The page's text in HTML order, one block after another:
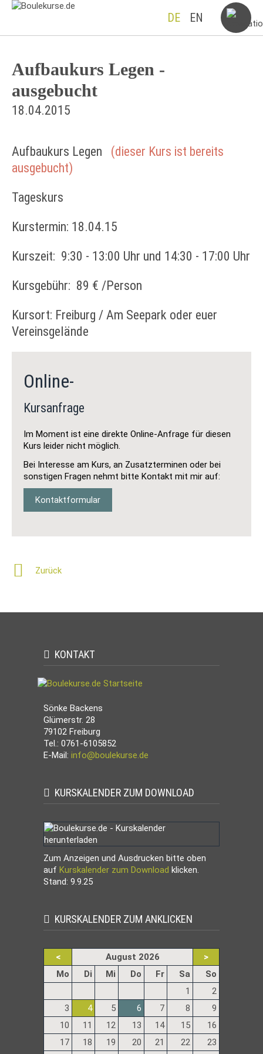
DE EN
Aufbaukurs Legen -
ausgebucht
18.04.2015
Aufbaukurs Legen (dieser Kurs ist bereits
ausgebucht)
Tageskurs
Kurstermin: 18.04.15
Kurszeit: 9:30 - 13:00 Uhr und 14:30 - 17:00 Uhr
Kursgebühr: 89 € /Person
Kursort: Freiburg / Am Seepark oder euer
Vereinsgelände
Online-
Kursanfrage
Im Moment ist eine direkte Online-Anfrage für diesen
Kurs leider nicht möglich.
Bei Interesse am Kurs, an Zusatzterminen oder bei
sonstigen Fragen nehmt bitte Kontakt mit mir auf:
Kontaktformular
Zurück
KONTAKT
Sönke Backens
Glümerstr. 28
79102 Freiburg
Tel.: 0761-6105852
E-Mail: info@boulekurse.de
KURSKALENDER ZUM DOWNLOAD
Zum Anzeigen und Ausdrucken bitte oben
auf Kurskalender zum Download klicken.
Stand: 9.9.25
KURSKALENDER ZUM ANKLICKEN
< August 2026
>
Mo ntagDi enstag
Mi ttwoch
Do nnerstag
FreitagSa mstag
So
1
2
3
4 5 6 7 8
9
10
11 12 13 14 15
16
17
18 19 20 21 22 23